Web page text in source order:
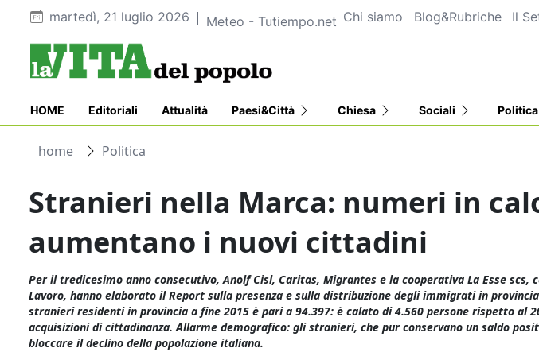
martedì, 21 luglio 2026 Meteo - Tutiempo.net Chi siamo Blog&Rubriche Il
HOME Editoriali Attualità Paesi&Città Chiesa Sociali Politica
home Politica
Stranieri nella Marca: numeri in
aumentano i nuovi cittadini
Per il tredicesimo anno consecutivo, Anolf Cisl, Caritas, Migrantes e la cooperativa La Esse scs,
Lavoro, hanno elaborato il Report sulla presenza e sulla distribuzione degli immigrati in
stranieri residenti in provincia a fine 2015 è pari a 94.397: è calato di 4.560 persone rispetto al
acquisizioni di cittadinanza. Allarme demografico: gli stranieri, che pur conservano un saldo
bloccare il declino della popolazione italiana.